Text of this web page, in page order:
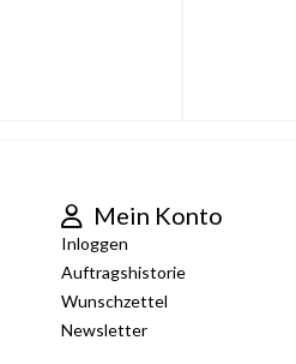
Mein Konto
Inloggen
Auftragshistorie
Wunschzettel
Newsletter